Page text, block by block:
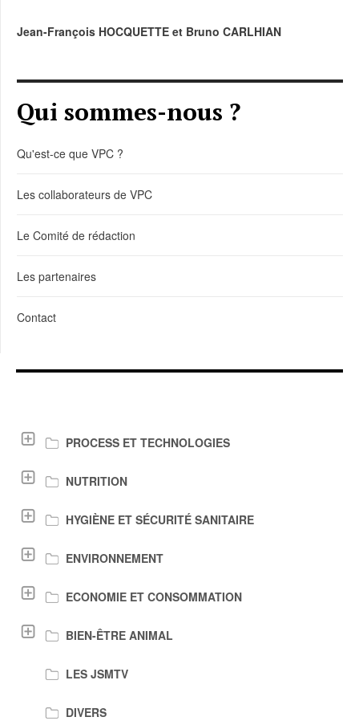
Jean-François HOCQUETTE et Bruno CARLHIAN
Qui sommes-nous ?
Qu'est-ce que VPC ?
Les collaborateurs de VPC
Le Comité de rédaction
Les partenaires
Contact
PROCESS ET TECHNOLOGIES
NUTRITION
HYGIÈNE ET SÉCURITÉ SANITAIRE
ENVIRONNEMENT
ECONOMIE ET CONSOMMATION
BIEN-ÊTRE ANIMAL
LES JSMTV
DIVERS